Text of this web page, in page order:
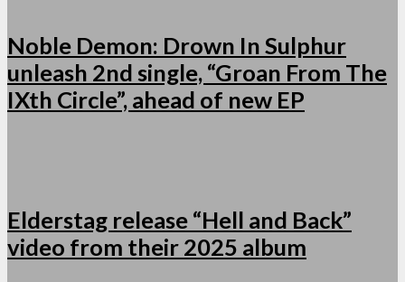
Noble Demon: Drown In Sulphur
unleash 2nd single, “Groan From The
IXth Circle”, ahead of new EP
Elderstag release “Hell and Back”
video from their 2025 album